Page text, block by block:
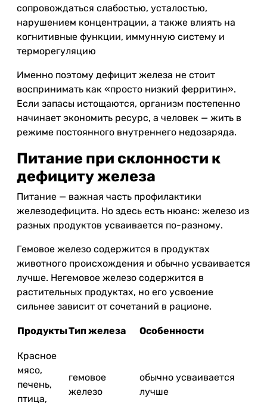
сопровождаться слабостью, усталостью,
нарушением концентрации, а также влиять на
когнитивные функции, иммунную систему и
терморегуляцию
Именно поэтому дефицит железа не стоит
воспринимать как «просто низкий ферритин».
Если запасы истощаются, организм постепенно
начинает экономить ресурс, а человек — жить в
режиме постоянного внутреннего недозаряда.
Питание при склонности к
дефициту железа
Питание — важная часть профилактики
железодефицита. Но здесь есть нюанс: железо из
разных продуктов усваивается по-разному.
Гемовое железо содержится в продуктах
животного происхождения и обычно усваивается
лучше. Негемовое железо содержится в
растительных продуктах, но его усвоение
сильнее зависит от сочетаний в рационе.
ПродуктыТип железа Особенности
Красное
мясо,
печень,
птица,
гемовое
железо
обычно усваивается
лучше